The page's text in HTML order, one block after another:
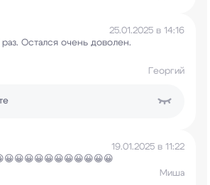
25.01.2025 в 14:16
Остался очень доволен.
Георгий
19.01.2025 в 11:22
Миша